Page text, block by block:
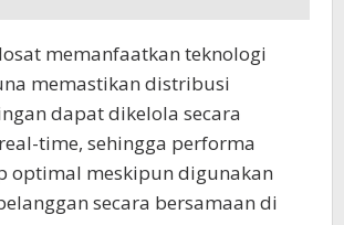
memanfaatkan teknologi
memastikan distribusi
dapat dikelola secara
time, sehingga performa
optimal meskipun digunakan
secara bersamaan di